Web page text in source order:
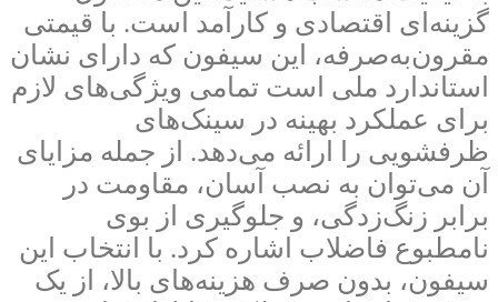
گزینه‌ای اقتصادی و کارآمد است. با قیمتی
مقرون‌به‌صرفه، این سیفون که دارای نشان
استاندارد ملی است تمامی ویژگی‌های لازم
برای عملکرد بهینه در سینک‌های
ظرفشویی را ارائه می‌دهد. از جمله مزایای
آن می‌توان به نصب آسان، مقاومت در
برابر زنگ‌زدگی، و جلوگیری از بوی
نامطبوع فاضلاب اشاره کرد. با انتخاب این
سیفون، بدون صرف هزینه‌های بالا، از یک